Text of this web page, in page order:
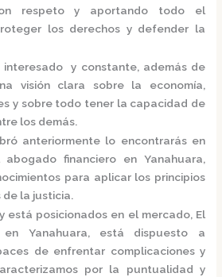
respeto y aportando todo el
los derechos y defender la
interesado y constante, además de
visión clara sobre la economía,
y sobre todo tener la capacidad de
los demás.
anteriormente lo encontrarás en
abogado financiero en Yanahuara,
para aplicar los principios
la justicia.
está posicionados en el mercado, El
Yanahuara, está dispuesto a
de enfrentar complicaciones y
por la puntualidad y